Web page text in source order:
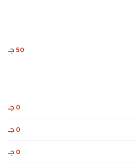
50 جـ
0 جـ
0 جـ
0 جـ